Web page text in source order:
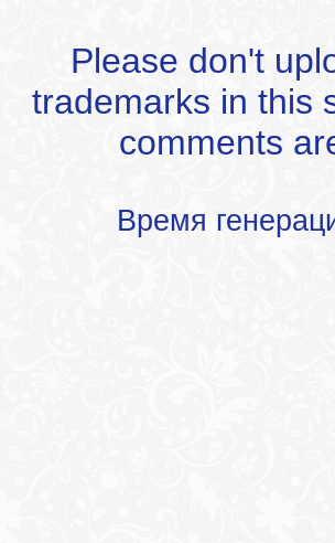
Please don't
trademarks in this
comments
Время